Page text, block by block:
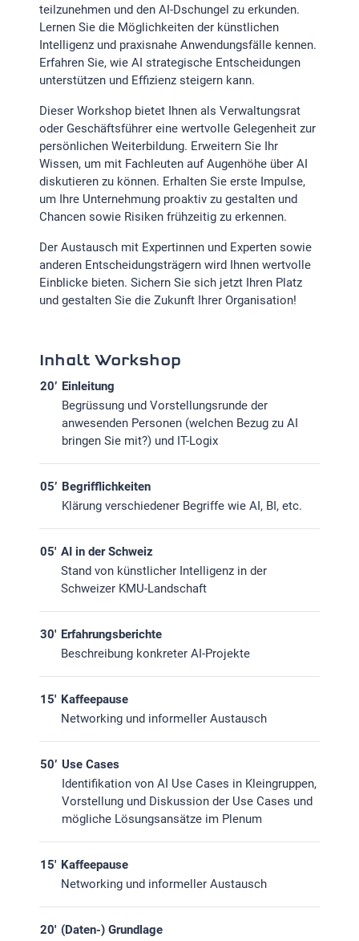
teilzunehmen und den AI-Dschungel zu erkunden.
Lernen Sie die Möglichkeiten der künstlichen
Intelligenz und praxisnahe Anwendungsfälle kennen.
Erfahren Sie, wie AI strategische Entscheidungen
unterstützen und Effizienz steigern kann.
Dieser Workshop bietet Ihnen als Verwaltungsrat
oder Geschäftsführer eine wertvolle Gelegenheit zur
persönlichen Weiterbildung. Erweitern Sie Ihr
Wissen, um mit Fachleuten auf Augenhöhe über AI
diskutieren zu können. Erhalten Sie erste Impulse,
um Ihre Unternehmung proaktiv zu gestalten und
Chancen sowie Risiken frühzeitig zu erkennen.
Der Austausch mit Expertinnen und Experten sowie
anderen Entscheidungsträgern wird Ihnen wertvolle
Einblicke bieten. Sichern Sie sich jetzt Ihren Platz
und gestalten Sie die Zukunft Ihrer Organisation!
Inhalt Workshop
20’ Einleitung
Begrüssung und Vorstellungsrunde der
anwesenden Personen (welchen Bezug zu AI
bringen Sie mit?) und IT-Logix
05’ Begrifflichkeiten
Klärung verschiedener Begriffe wie AI, BI, etc.
05' AI in der Schweiz
Stand von künstlicher Intelligenz in der
Schweizer KMU-Landschaft
30' Erfahrungsberichte
Beschreibung konkreter AI-Projekte
15' Kaffeepause
Networking und informeller Austausch
50’ Use Cases
Identifikation von AI Use Cases in Kleingruppen,
Vorstellung und Diskussion der Use Cases und
mögliche Lösungsansätze im Plenum
15' Kaffeepause
Networking und informeller Austausch
20' (Daten-) Grundlage